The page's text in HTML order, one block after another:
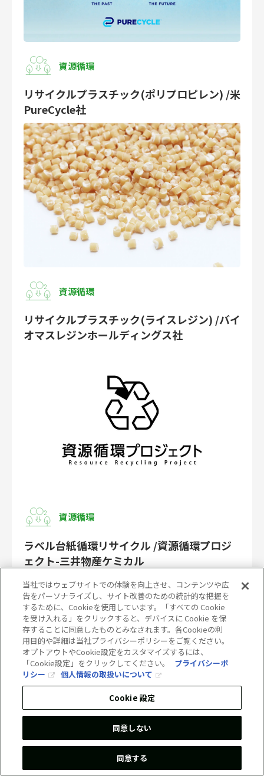
資源循環
リサイクルプラスチック(ポリプロピレン) /米
PureCycle社
資源循環
リサイクルプラスチック(ライスレジン) /バイ
オマスレジンホールディングス社
資源循環
ラベル台紙循環リサイクル /資源循環プロジ
ェクト-三井物産ケミカル
資源循環
古紙循環リサイクル /三井物産パッケージ
当社ではウェブサイトでの体験を向上させ、コンテンツや広
告をパーソナライズし、サイト改善のための統計的な把握を
するために、Cookieを使用しています。「すべての Cookie
を受け入れる」をクリックすると、デバイスに Cookie を保
存することに同意したものとみなされます。各Cookieの利
用目的や詳細は当社プライバシーポリシーをご覧ください。
オプトアウトやCookie設定をカスタマイズするには、
「Cookie設定」をクリックしてください。
プライバシーポ
リシー
個人情報の取扱いについて
Cookie 設定
同意しない
同意する